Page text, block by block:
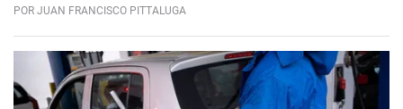
POR JUAN FRANCISCO PITTALUGA